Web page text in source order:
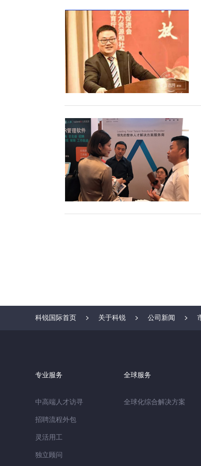
科锐国际首页 关于科锐 公司新闻
专业服务
中高端人才访寻
招聘流程外包
灵活用工
独立顾问
全球服务
全球化综合解决方案